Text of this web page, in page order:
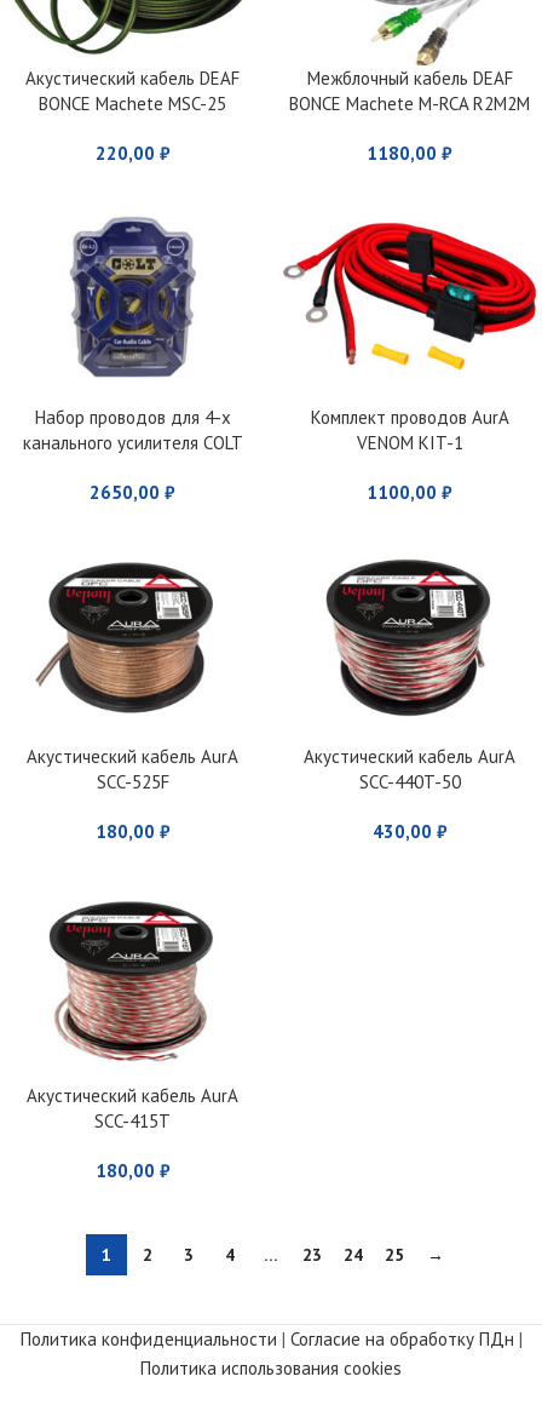
Акустический кабель DEAF
BONCE Machete MSC-25
220,00 ₽
Межблочный кабель DEAF
BONCE Machete M-RCA R2M2M
1180,00 ₽
Набор проводов для 4-х
канального усилителя COLT
2650,00 ₽
Комплект проводов AurA
VENOM KIT-1
1100,00 ₽
Акустический кабель AurA
SCC-525F
180,00 ₽
Акустический кабель AurA
SCC-440T-50
430,00 ₽
Акустический кабель AurA
SCC-415T
180,00 ₽
1 2 3 4 … 23 24 25 →
Политика конфиденциальности | Согласие на обработку ПДн |
Политика использования cookies